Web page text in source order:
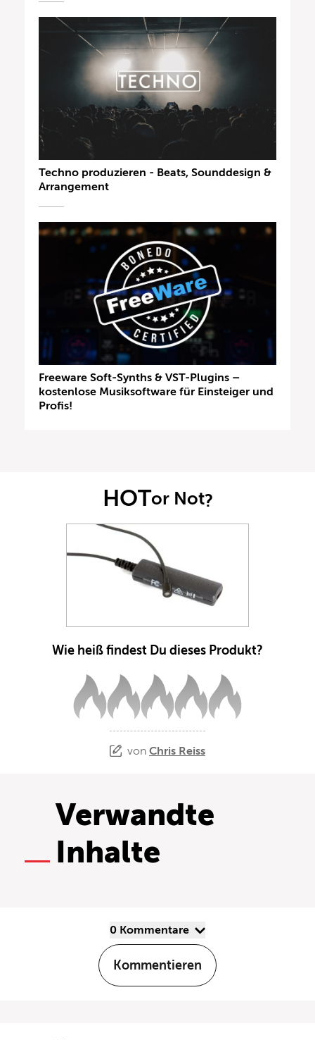
Techno produzieren - Beats, Sounddesign &
Arrangement
Freeware Soft-Synths & VST-Plugins –
kostenlose Musiksoftware für Einsteiger und
Profis!
HOTor Not?
Wie heiß findest Du dieses Produkt?
von Chris Reiss
Verwandte
Inhalte
0 Kommentare
Kommentieren